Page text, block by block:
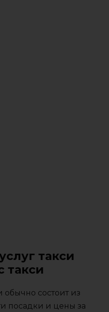
такси
такси
обычно состоит из
посадки и цены за